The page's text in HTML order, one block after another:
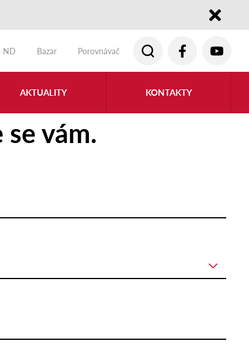
ND Bazar Porovnávač
AKTUALITY KONTAKTY
vám.